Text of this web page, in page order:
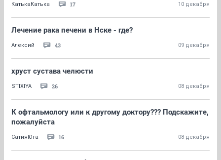
КатькаКатька 17 10 декабря
Лечение рака печени в Нске - где?
Алексий 43 09 декабря
хруст сустава челюсти
STIXIYA 26 08 декабря
К офтальмологу или к другому доктору??? Подскажите,
пожалуйста
СатияЮга 16 08 декабря